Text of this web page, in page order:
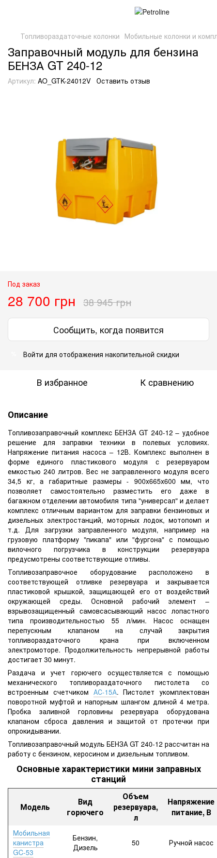
Топливораздаточные колонки Мобильные колонки и
Заправочный модуль для бензина
БЕНЗА GT 240-12
Артикул: AO_GTK-24012V Оставить отзыв
Под заказ
28 700 грн 38 945 грн
Сообщить, когда появится
Войти для отображения накопительной скидки
В избранное К сравнению
Описание
Топливозаправочный комплекс БЕНЗА GT 240-12 – удобное
решение для заправки техники в полевых условиях.
Напряжение питания насоса – 12В. Комплекс выполнен в
форме единого пластикового модуля с резервуаром
емкостью 240 литров. Вес не заправленного модуля всего
34,5 кг, а габаритные размеры - 900х665х600 мм, что
позволяет самостоятельно разместить его даже в
багажном отделении автомобиля типа "универсал" и делает
комплекс отличным вариантом для заправки бензиновых и
дизельных электростанций, моторных лодок, мотопомп и
т.д. Для загрузки заправленного модуля, например на
грузовую платформу "пикапа" или "фургона" с помощью
вилочного погрузчика в конструкции резервуара
предусмотрены соответствующие отливы.
Топливозаправочное оборудование расположено в
соответствующей отливке резервуара и закрывается
пластиковой крышкой, защищающей его от воздействий
окружающей среды. Основной рабочий элемент –
взрывозащищенный самовсасывающий насос лопастного
типа производительностью 55 л/мин. Насос оснащен
перепускным клапаном на случай закрытия
топливораздаточного крана при включенном
электромоторе. Продолжительность непрерывной работы
достигает 30 минут.
Раздача и учет горючего осуществляется с помощью
механического топливораздаточного пистолета со
встроенным счетчиком АС-15А. Пистолет укомплектован
поворотной муфтой и напорным шлангом длиной 4 метра.
Пробка заливной горловины резервуара оборудована
клапаном сброса давления и защитой от протечки при
опрокидывании.
Топливозаправочный модуль БЕНЗА GT 240-12 рассчитан на
работу с бензином, керосином и дизельным топливом.
Основные характеристики мини заправных
станций
Модель
Вид
горючего
Объем
резервуара,
л
Напряжение
питание, В
Мобильная
канистра
GC-53
Бензин,
Дизель
50 Ручной насос